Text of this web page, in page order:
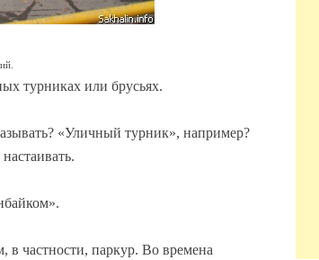
турниках или брусьях.
«Уличный турник», например?
в частности, паркур. Во времена